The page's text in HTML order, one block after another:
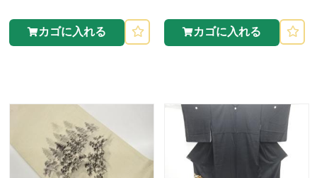
カゴに入れる カゴに入れる